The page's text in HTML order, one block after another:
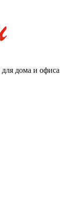
дома и офиса